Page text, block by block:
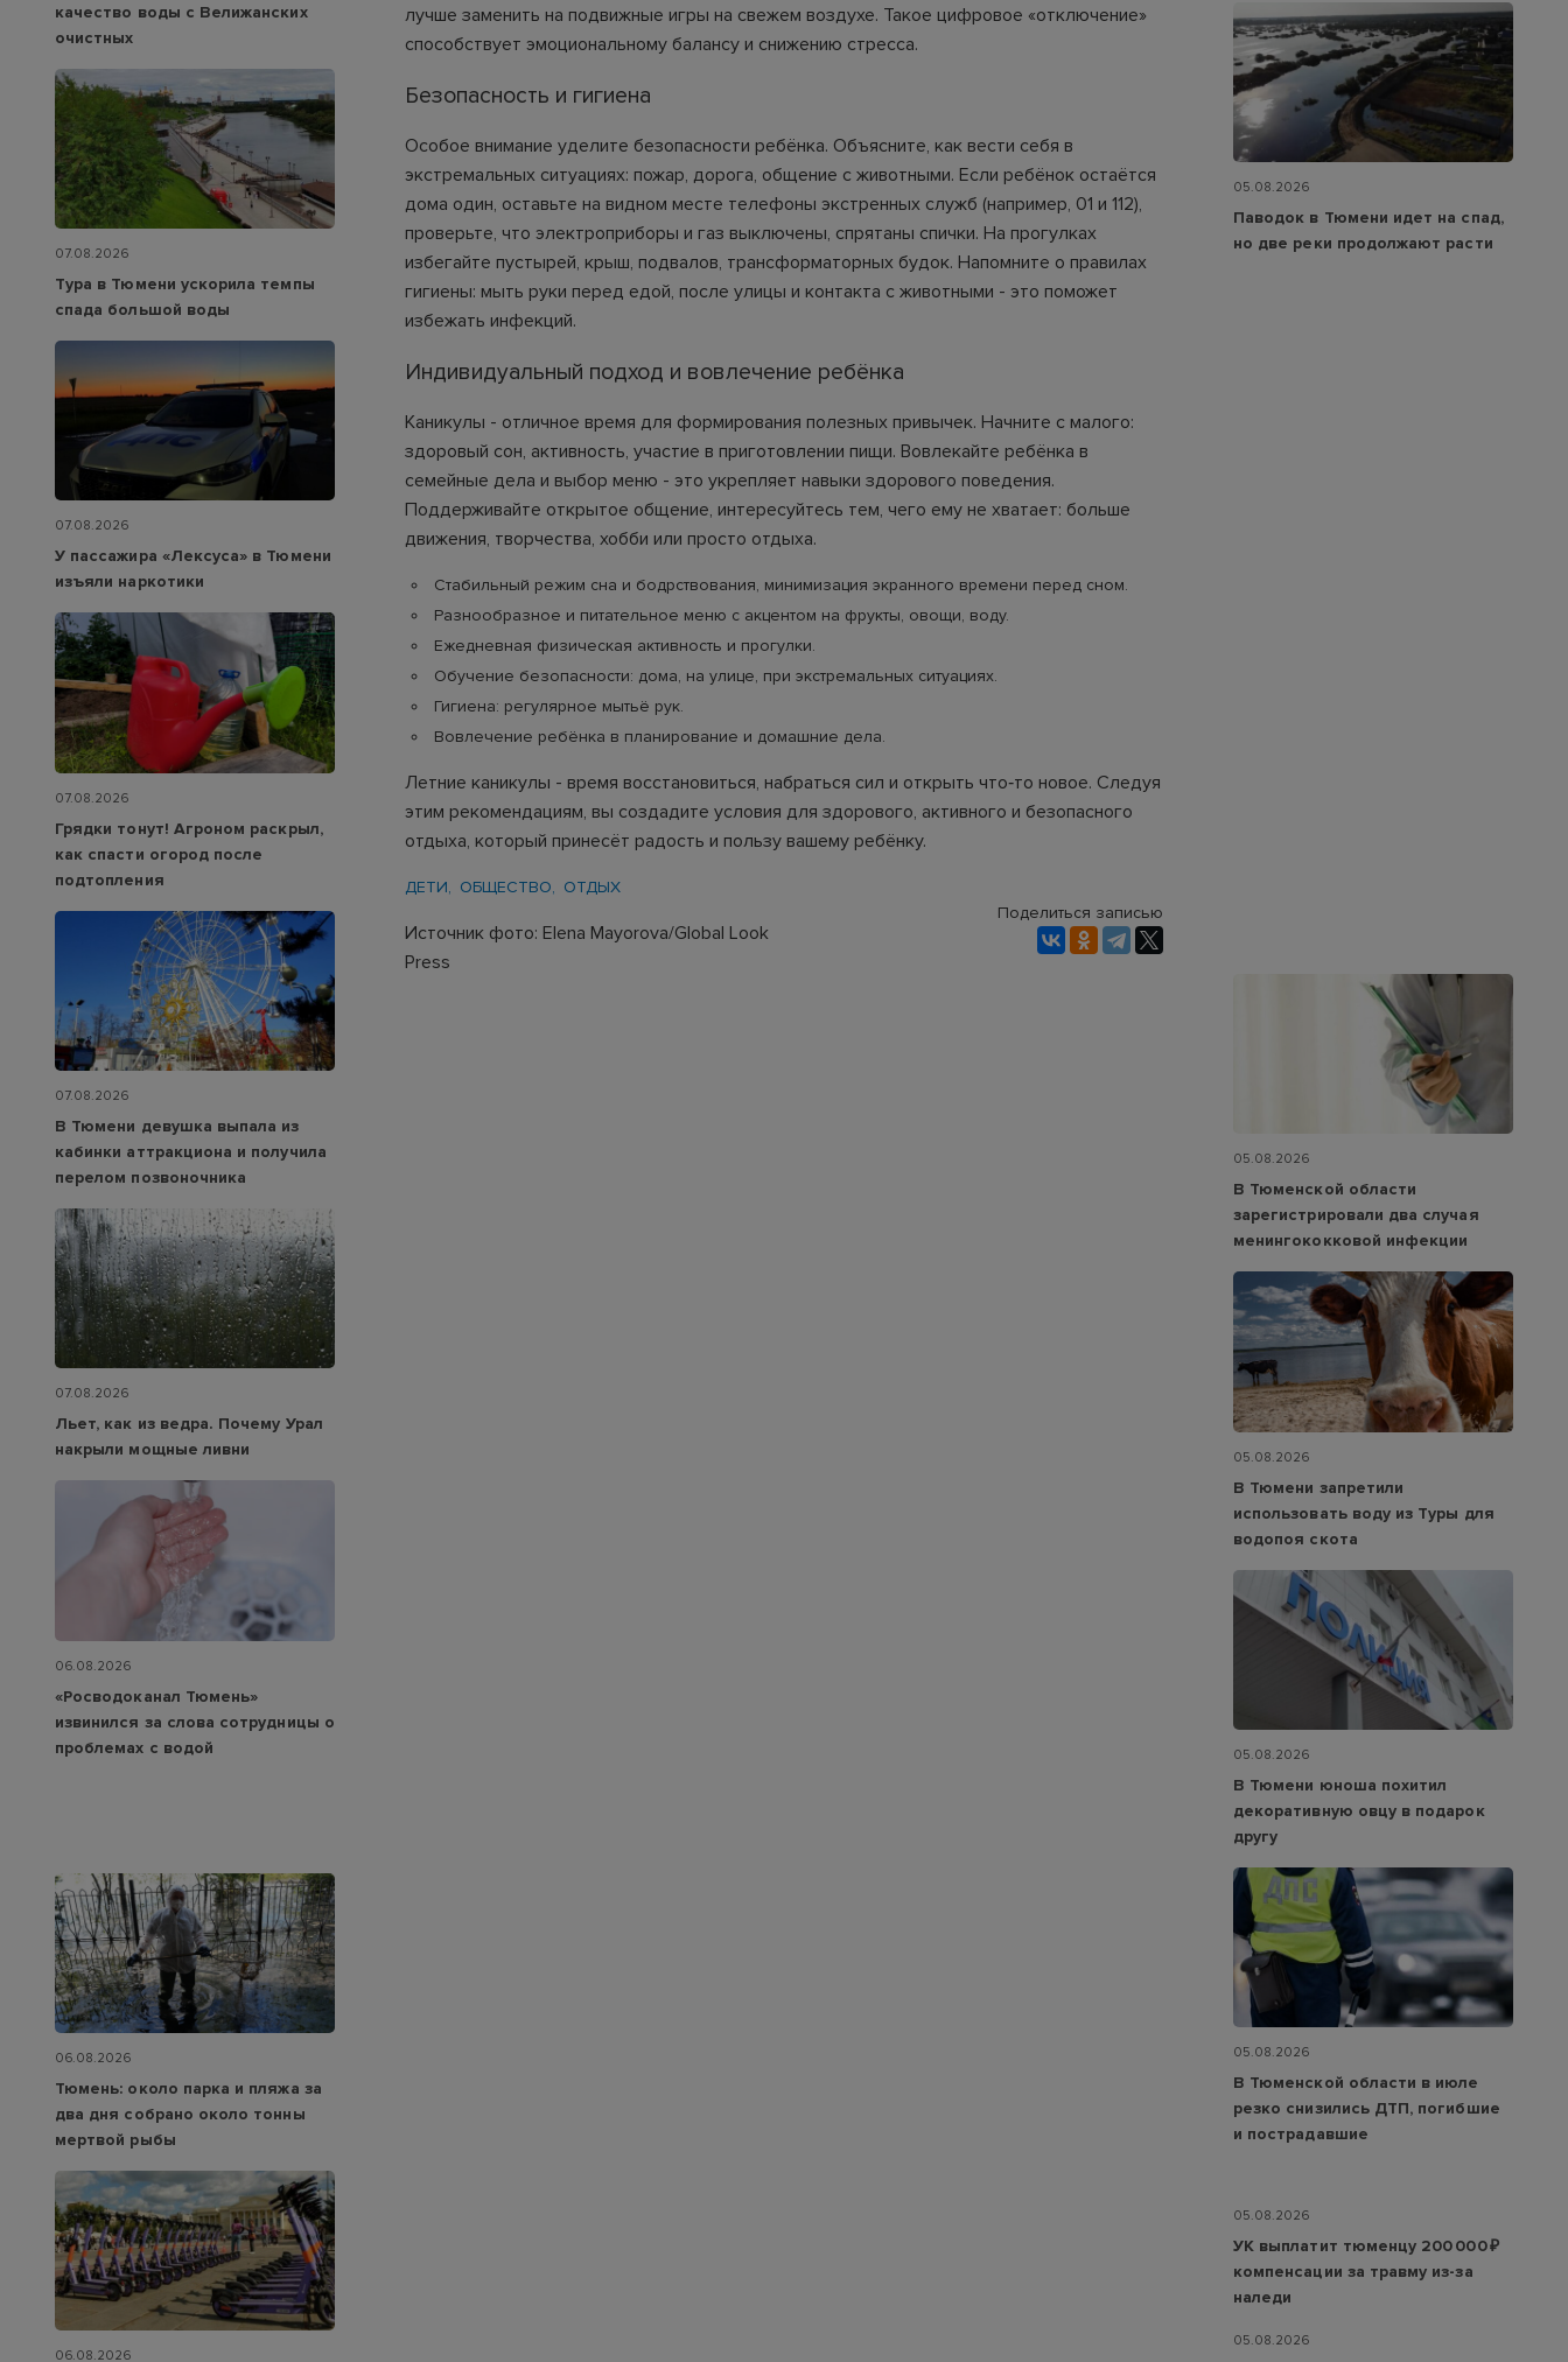
лучше заменить на подвижные игры на свежем воздухе. Такое цифровое «отключение»
способствует эмоциональному балансу и снижению стресса.
Безопасность и гигиена
Особое внимание уделите безопасности ребёнка. Объясните, как вести себя в
экстремальных ситуациях: пожар, дорога, общение с животными. Если ребёнок остаётся
дома один, оставьте на видном месте телефоны экстренных служб (например, 01 и 112),
проверьте, что электроприборы и газ выключены, спрятаны спички. На прогулках
избегайте пустырей, крыш, подвалов, трансформаторных будок. Напомните о правилах
гигиены: мыть руки перед едой, после улицы и контакта с животными - это поможет
избежать инфекций.
Индивидуальный подход и вовлечение ребёнка
Каникулы - отличное время для формирования полезных привычек. Начните с малого:
здоровый сон, активность, участие в приготовлении пищи. Вовлекайте ребёнка в
семейные дела и выбор меню - это укрепляет навыки здорового поведения.
Поддерживайте открытое общение, интересуйтесь тем, чего ему не хватает: больше
движения, творчества, хобби или просто отдыха.
Стабильный режим сна и бодрствования, минимизация экранного времени перед сном.
Разнообразное и питательное меню с акцентом на фрукты, овощи, воду.
Ежедневная физическая активность и прогулки.
Обучение безопасности: дома, на улице, при экстремальных ситуациях.
Гигиена: регулярное мытьё рук.
Вовлечение ребёнка в планирование и домашние дела.
Летние каникулы - время восстановиться, набраться сил и открыть что‑то новое. Следуя
этим рекомендациям, вы создадите условия для здорового, активного и безопасного
отдыха, который принесёт радость и пользу вашему ребёнку.
ДЕТИ ОБЩЕСТВО ОТДЫХ
Источник фото: Elena Mayorova/Global Look
Press
Поделиться записью
качество воды с Велижанских
очистных
07.08.2026
Тура в Тюмени ускорила темпы
спада большой воды
07.08.2026
У пассажира «Лексуса» в Тюмени
изъяли наркотики
07.08.2026
Грядки тонут! Агроном раскрыл,
как спасти огород после
подтопления
07.08.2026
В Тюмени девушка выпала из
кабинки аттракциона и получила
перелом позвоночника
07.08.2026
Льет, как из ведра. Почему Урал
накрыли мощные ливни
06.08.2026
«Росводоканал Тюмень»
извинился за слова сотрудницы о
проблемах с водой
06.08.2026
Тюмень: около парка и пляжа за
два дня собрано около тонны
мертвой рыбы
06.08.2026
05.08.2026
Паводок в Тюмени идет на спад,
но две реки продолжают расти
05.08.2026
В Тюменской области
зарегистрировали два случая
менингококковой инфекции
05.08.2026
В Тюмени запретили
использовать воду из Туры для
водопоя скота
05.08.2026
В Тюмени юноша похитил
декоративную овцу в подарок
другу
05.08.2026
В Тюменской области в июле
резко снизились ДТП, погибшие
и пострадавшие
05.08.2026
УК выплатит тюменцу 200 000 ₽
компенсации за травму из-за
наледи
05.08.2026